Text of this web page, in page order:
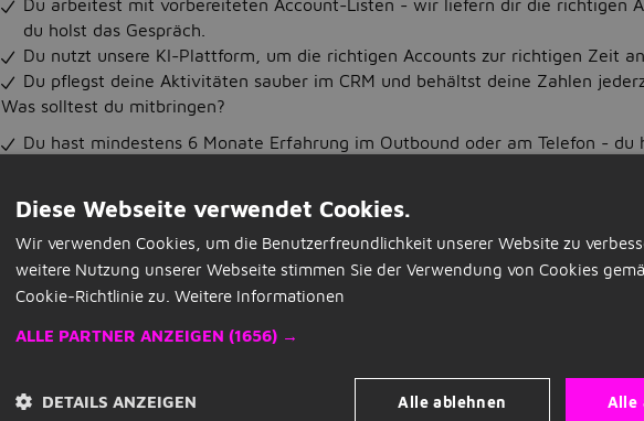
Du arbeitest mit vorbereiteten Account-Listen - wir liefern dir die richtigen
du holst das Gespräch.
Du nutzt unsere KI-Plattform, um die richtigen Accounts zur richtigen Zeit
Du pflegst deine Aktivitäten sauber im CRM und behältst deine Zahlen
Was solltest du mitbringen?
Du hast mindestens 6 Monate Erfahrung im Outbound oder am Telefon - du
Ansporn, nicht Beiwerk.
Du bist eingeschriebene:r Student:in an einer Hochschule oder Universität
Dauer der Tätigkeit (ca. 20 Std./Woche).
Du bringst eine hohe Schlagzahl und Konstanz mit - Absagen bremsen dich
Du sprichst verhandlungssicher Deutsch.
selbst.
Diese Webseite verwendet Cookies.
Wir verwenden Cookies, um die Benutzerfreundlichkeit unserer Website zu
weitere Nutzung unserer Webseite stimmen Sie der Verwendung von Cookies
Cookie-Richtlinie zu. Weitere Informationen
ALLE PARTNER ANZEIGEN (1656) →
Alle
Alle ablehnen
DETAILS ANZEIGEN